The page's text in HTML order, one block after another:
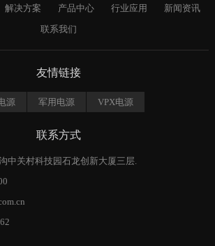
解决方案 产品中心 行业应用
新闻资讯
联系我们
友情链接
源 军用电源 VPX电源
联系方式
中关村科技园石龙创新大厦三层.